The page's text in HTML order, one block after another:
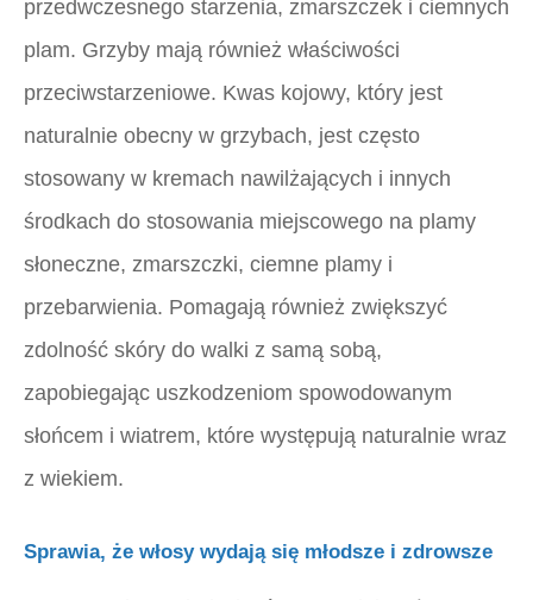
przedwczesnego starzenia, zmarszczek i ciemnych
plam. Grzyby mają również właściwości
przeciwstarzeniowe. Kwas kojowy, który jest
naturalnie obecny w grzybach, jest często
stosowany w kremach nawilżających i innych
środkach do stosowania miejscowego na plamy
słoneczne, zmarszczki, ciemne plamy i
przebarwienia. Pomagają również zwiększyć
zdolność skóry do walki z samą sobą,
zapobiegając uszkodzeniom spowodowanym
słońcem i wiatrem, które występują naturalnie wraz
z wiekiem.
Sprawia, że ​​włosy wydają się młodsze i zdrowsze